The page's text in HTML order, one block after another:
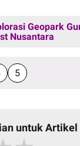
Geopark
Nusantara
5
untuk Artikel